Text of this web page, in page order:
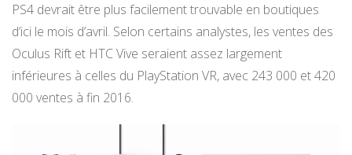
PS4 devrait être plus facilement trouvable en boutiques
d’ici le mois d’avril. Selon certains analystes, les ventes des
Oculus Rift et HTC Vive seraient assez largement
inférieures à celles du PlayStation VR, avec 243 000 et 420
000 ventes à fin 2016.